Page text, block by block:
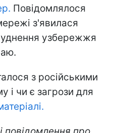
Повідомлялося
з'явилася
узбережжя
з російськими
і чи є загрози для